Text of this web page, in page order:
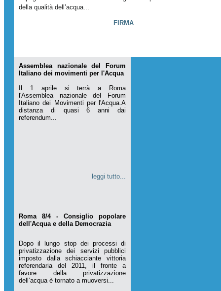
della qualità dell’acqua...
FIRMA
Assemblea nazionale del Forum
Italiano dei movimenti per l'Acqua
Il 1 aprile si terrà a Roma
l'Assemblea nazionale del Forum
Italiano dei Movimenti per l'Acqua.A
distanza di quasi 6 anni dai
referendum...
leggi tutto...
Roma 8/4 - Consiglio popolare
dell'Acqua e della Democrazia
Dopo il lungo stop dei processi di
privatizzazione dei servizi pubblici
imposto dalla schiacciante vittoria
referendaria del 2011, il fronte a
favore della privatizzazione
dell’acqua è tornato a muoversi...